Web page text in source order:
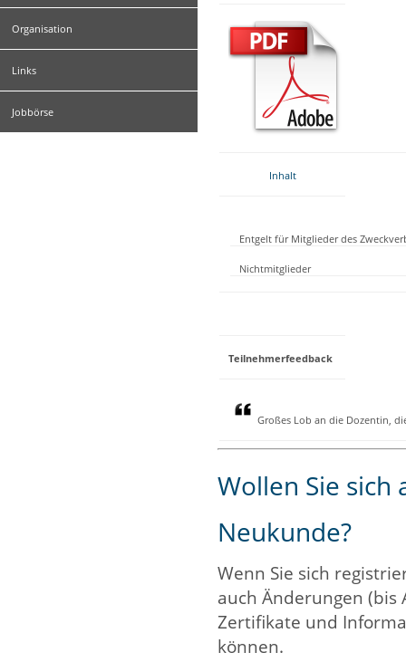
Organisation
Links
Jobbörse
Inhalt
Entgelt für Mitglieder des
Nichtmitglieder
Teilnehmerfeedback
Großes Lob an die Dozentin,
Wollen Sie sich
Neukunde?
Wenn Sie sich
auch Änderungen
Zertifikate und
können.